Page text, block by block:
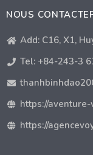
NOUS
Add: C16, X1,
Tel: +84-243-3
https://aventure-
https://